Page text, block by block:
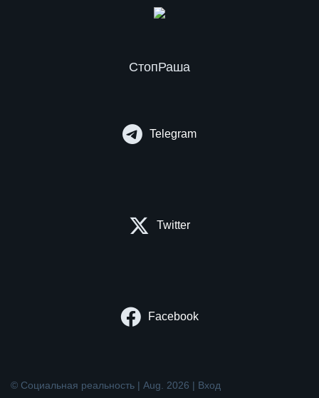
СтопРаша
Telegram
Twitter
Facebook
© Социальная реальность | Aug. 2026 | Вход